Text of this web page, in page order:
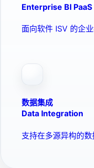
Enterprise BI PaaS
面向软件 ISV 的企
数据集成
Data Integration
支持在多源异构的